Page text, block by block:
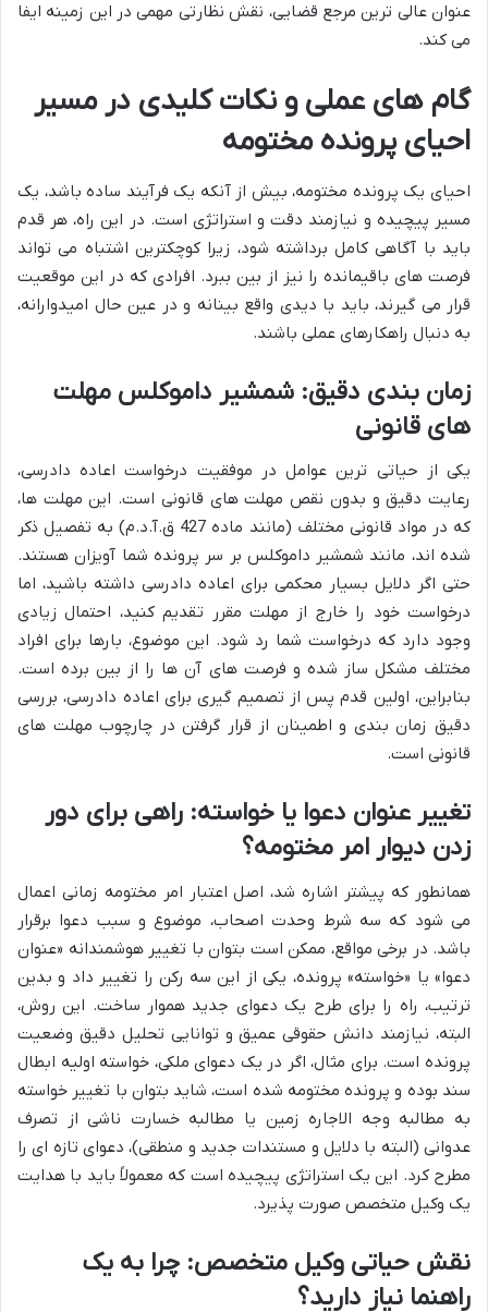
عنوان عالی ترین مرجع قضایی، نقش نظارتی مهمی در این زمینه ایفا
می کند.
گام های عملی و نکات کلیدی در مسیر
احیای پرونده مختومه
احیای یک پرونده مختومه، بیش از آنکه یک فرآیند ساده باشد، یک
مسیر پیچیده و نیازمند دقت و استراتژی است. در این راه، هر قدم
باید با آگاهی کامل برداشته شود، زیرا کوچکترین اشتباه می تواند
فرصت های باقیمانده را نیز از بین ببرد. افرادی که در این موقعیت
قرار می گیرند، باید با دیدی واقع بینانه و در عین حال امیدوارانه،
به دنبال راهکارهای عملی باشند.
زمان بندی دقیق: شمشیر داموکلس مهلت
های قانونی
یکی از حیاتی ترین عوامل در موفقیت درخواست اعاده دادرسی،
رعایت دقیق و بدون نقص مهلت های قانونی است. این مهلت ها،
که در مواد قانونی مختلف (مانند ماده 427 ق.آ.د.م) به تفصیل ذکر
شده اند، مانند شمشیر داموکلس بر سر پرونده شما آویزان هستند.
حتی اگر دلایل بسیار محکمی برای اعاده دادرسی داشته باشید، اما
درخواست خود را خارج از مهلت مقرر تقدیم کنید، احتمال زیادی
وجود دارد که درخواست شما رد شود. این موضوع، بارها برای افراد
مختلف مشکل ساز شده و فرصت های آن ها را از بین برده است.
بنابراین، اولین قدم پس از تصمیم گیری برای اعاده دادرسی، بررسی
دقیق زمان بندی و اطمینان از قرار گرفتن در چارچوب مهلت های
قانونی است.
تغییر عنوان دعوا یا خواسته: راهی برای دور
زدن دیوار امر مختومه؟
همانطور که پیشتر اشاره شد، اصل اعتبار امر مختومه زمانی اعمال
می شود که سه شرط وحدت اصحاب، موضوع و سبب دعوا برقرار
باشد. در برخی مواقع، ممکن است بتوان با تغییر هوشمندانه «عنوان
دعوا» یا «خواسته» پرونده، یکی از این سه رکن را تغییر داد و بدین
ترتیب، راه را برای طرح یک دعوای جدید هموار ساخت. این روش،
البته، نیازمند دانش حقوقی عمیق و توانایی تحلیل دقیق وضعیت
پرونده است. برای مثال، اگر در یک دعوای ملکی، خواسته اولیه ابطال
سند بوده و پرونده مختومه شده است، شاید بتوان با تغییر خواسته
به مطالبه وجه الاجاره زمین یا مطالبه خسارت ناشی از تصرف
عدوانی (البته با دلایل و مستندات جدید و منطقی)، دعوای تازه ای را
مطرح کرد. این یک استراتژی پیچیده است که معمولاً باید با هدایت
یک وکیل متخصص صورت پذیرد.
نقش حیاتی وکیل متخصص: چرا به یک
راهنما نیاز دارید؟